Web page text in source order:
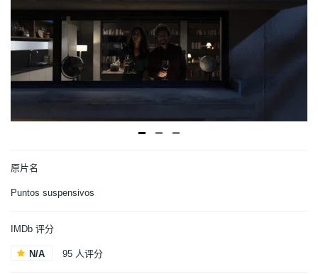
原片名
Puntos suspensivos
IMDb 评分
N/A 95 人评分